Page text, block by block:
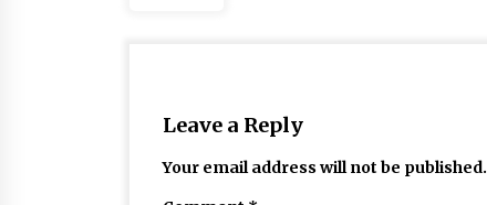
Leave a Reply
Your email address will not be published.